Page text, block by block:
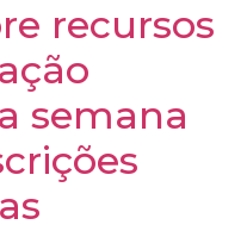
recursos
semana